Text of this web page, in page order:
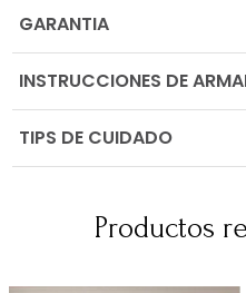
GARANTIA
INSTRUCCIONES DE
TIPS DE CUIDADO
Productos